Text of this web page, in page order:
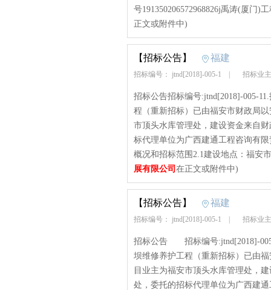
号191350206572968826j禹涛(厦门)
正文或附件中)
【招标公告】 福建
招标编号： jtnd[2018]-005-1 招标业
招标公告招标编号:jtnd[2018]-005-
程（重新招标）已由福安市财政局
市顶头水库管理处，建设资金来自
标代理单位为广西建通工程咨询有
概况和招标范围2.1建设地点：福安
展有限公司 在正文或附件中)
【招标公告】 福建
招标编号： jtnd[2018]-005-1 招标业
招标公告 招标编号:jtnd[2018]-
坝维修养护工程（重新招标）已由
目业主为福安市顶头水库管理处，
处，委托的招标代理单位为广西建